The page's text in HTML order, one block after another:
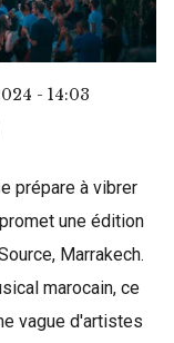
- 14:03
prépare à vibrer
une édition
Marrakech.
marocain, ce
vague d'artistes